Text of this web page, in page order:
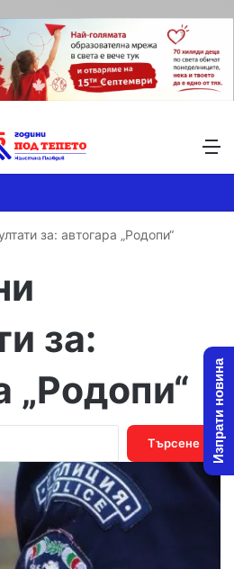
за: автогара „Родопи“
за:
„Родопи“
Т
ъ
р
с
е
н
Изпрати новина